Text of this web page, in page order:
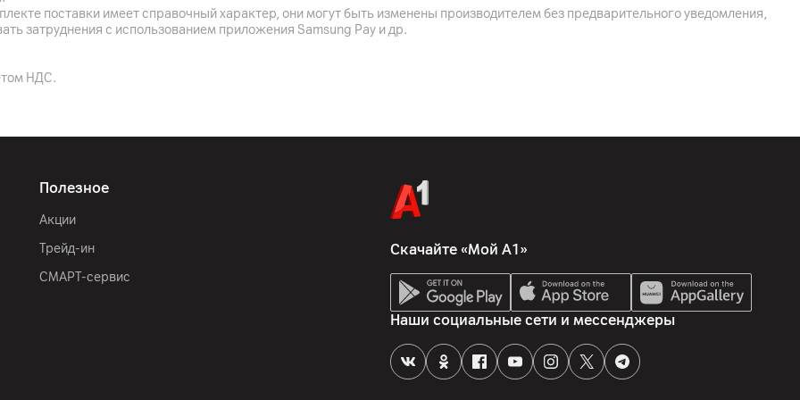
24мес.
трубка, кофемашина, контейнер, инструмент для очистки - 2 шт., комплектная
поставки имеет справочный характер, они могут быть изменены производителем без предварительного уведомления,
затруднения с использованием приложения Samsung Pay и др.
НДС.
Полезное
Акции
Трейд-ин
СМАРТ-сервис
Скачайте «Мой А1»
Наши социальные сети и мессенджеры